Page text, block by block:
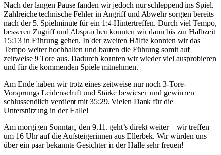
Nach der langen Pause fanden wir jedoch nur schleppend ins Spiel.
Zahlreiche technische Fehler in Angriff und Abwehr sorgten bereits
nach der 5. Spielminute für ein 1:4-Hintertreffen. Durch viel Tempo,
besseren Zugriff und Absprachen konnten wir dann bis zur Halbzeit
15:13 in Führung gehen. In der zweiten Hälfte konnten wir das
Tempo weiter hochhalten und bauten die Führung somit auf
zeitweise 9 Tore aus. Dadurch konnten wir wieder viel ausprobieren
und für die kommenden Spiele mitnehmen.
Am Ende haben wir trotz eines zeitweise nur noch 3-Tore-
Vorsprungs Leidenschaft und Stärke bewiesen und gewinnen
schlussendlich verdient mit 35:29. Vielen Dank für die
Unterstützung in der Halle!
Am morgigen Sonntag, den 9.11. geht’s direkt weiter – wir treffen
um 16 Uhr auf die Aufsteigerinnen aus Ellerbek. Wir würden uns
über ein paar bekannte Gesichter in der Halle sehr freuen!